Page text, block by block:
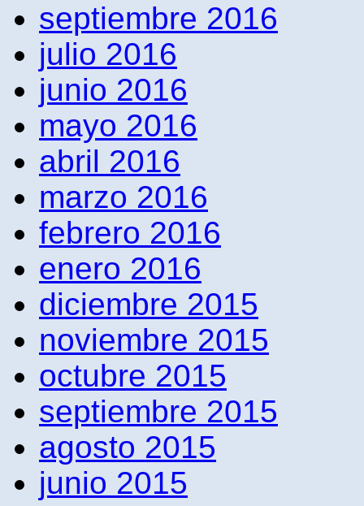
septiembre 2016
julio 2016
junio 2016
mayo 2016
abril 2016
marzo 2016
febrero 2016
enero 2016
diciembre 2015
noviembre 2015
octubre 2015
septiembre 2015
agosto 2015
junio 2015